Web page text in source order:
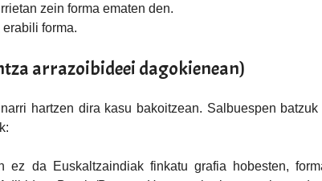
zein forma ematen den.
forma.
arrazoibideei dagokienean)
hartzen dira kasu bakoitzean. Salbuespen
ez da Euskaltzaindiak finkatu grafia hobesten,